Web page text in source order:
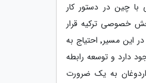
با چین در دستور کار
خصوصی ترکیه قرار
گرفته، اما هنوز هم در این مسیر٬ احتیاج به
دارد و توسعه رابطه
به یک ضرورت